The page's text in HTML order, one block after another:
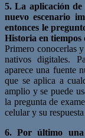
5. La aplicación de
nuevo escenario
entonces le
Historia en tiempos
Primero conocerlas
nativos digitales.
aparece una fuente
que se aplica a
amplio y se puede
la pregunta de
celular y su
6. Por último